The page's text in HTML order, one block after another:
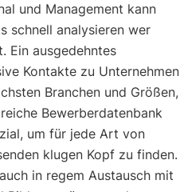
und Management kann
schnell analysieren wer
Ein ausgedehntes
Kontakte zu Unternehmen
Branchen und Größen,
Bewerberdatenbank
um für jede Art von
klugen Kopf zu finden.
in regem Austausch mit